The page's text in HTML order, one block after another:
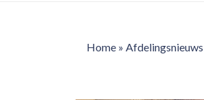
Home» Afdelingsnieuws